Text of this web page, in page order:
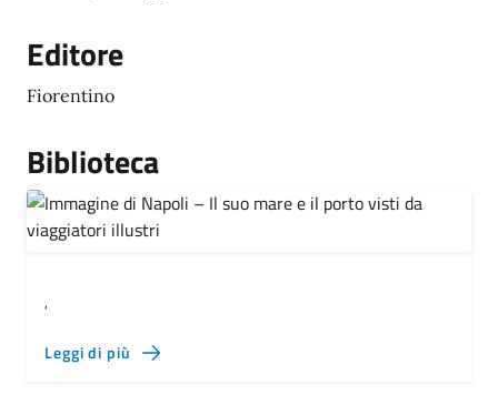
Editore
Fiorentino
Biblioteca
,
Leggi di più